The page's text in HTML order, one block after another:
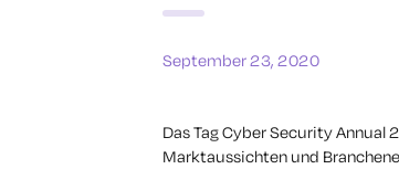
September 23, 2020
Das Tag Cyber Security
Marktaussichten und